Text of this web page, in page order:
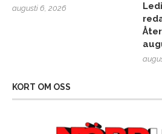
augusti 6, 2026
KORT OM OSS